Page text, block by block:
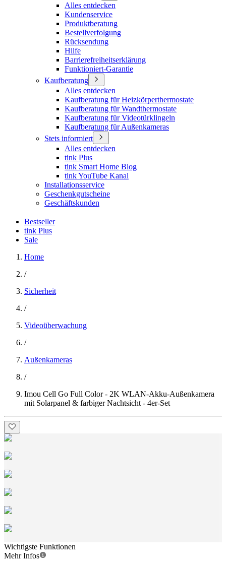
Alles entdecken
Kundenservice
Produktberatung
Bestellverfolgung
Rücksendung
Hilfe
Barrierefreiheitserklärung
Funktioniert-Garantie
Kaufberatung
Alles entdecken
Kaufberatung für Heizkörperthermostate
Kaufberatung für Wandthermostate
Kaufberatung für Videotürklingeln
Kaufberatung für Außenkameras
Stets informiert
Alles entdecken
tink Plus
tink Smart Home Blog
tink YouTube Kanal
Installationsservice
Geschenkgutscheine
Geschäftskunden
Bestseller
tink Plus
Sale
Home
/
Sicherheit
/
Videoüberwachung
/
Außenkameras
/
Imou Cell Go Full Color - 2K WLAN-Akku-Außenkamera
mit Solarpanel & farbiger Nachtsicht - 4er-Set
Wichtigste Funktionen
Mehr Infos